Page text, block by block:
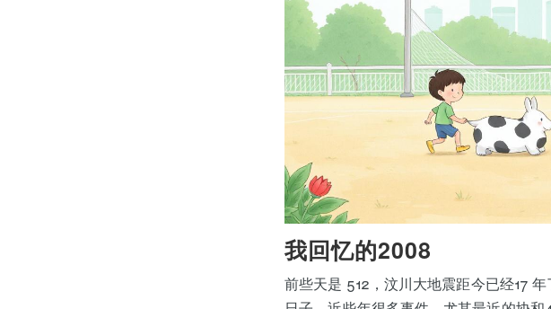
我回忆的2008
前些天是 512，汶川大地震距今已经17